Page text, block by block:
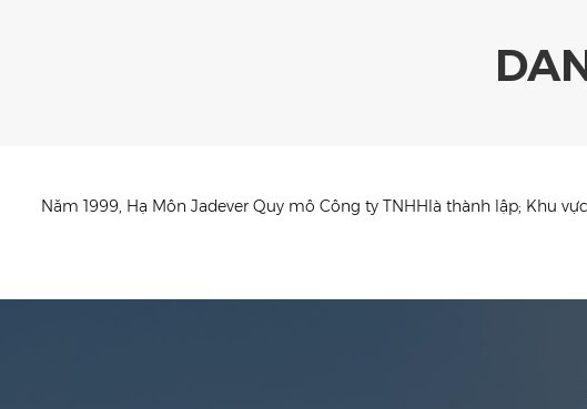
Năm 1999, Hạ Môn Jadever Quy mô Công ty TNHHlà thành lập; Khu